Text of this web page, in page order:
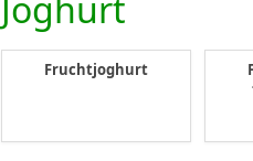
Joghurt
Fruchtjoghurt